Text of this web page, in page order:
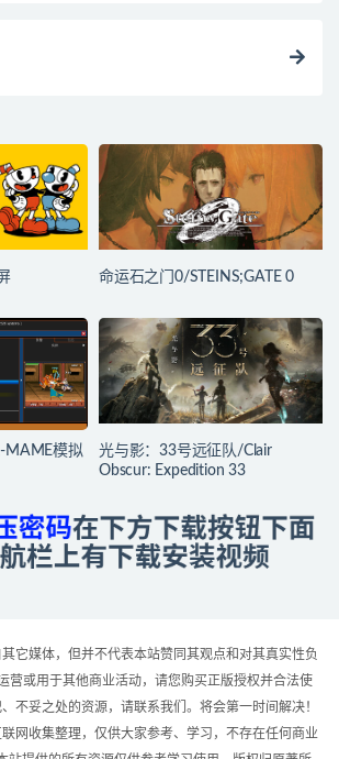
命运石之门0/STEINS;GATE 0
MAME模拟
光与影：33号远征队/Clair
Obscur: Expedition 33
它媒体，但并不代表本站赞同其观点和对其真实性负
营或用于其他商业活动，请您购买正版授权并合法使
不妥之处的资源，请联系我们。将会第一时间解决！
网收集整理，仅供大家参考、学习，不存在任何商业